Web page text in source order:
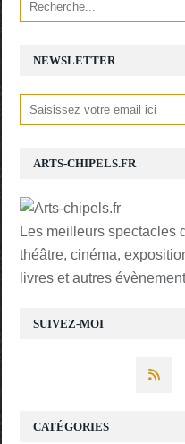
NEWSLETTER
SUIVEZ-MOI
ARTS-CHIPELS.FR
Les meilleurs spectacles
théâtre, cinéma,
livres et autres
CATÉGORIES